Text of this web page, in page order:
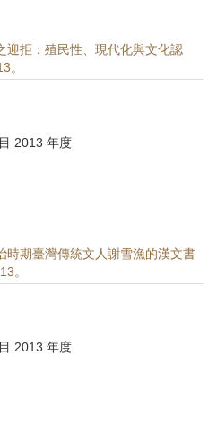
迎拒：殖民性、現代化與文化認
。
2013 年度
時期臺灣傳統文人謝雪漁的漢文書
。
2013 年度